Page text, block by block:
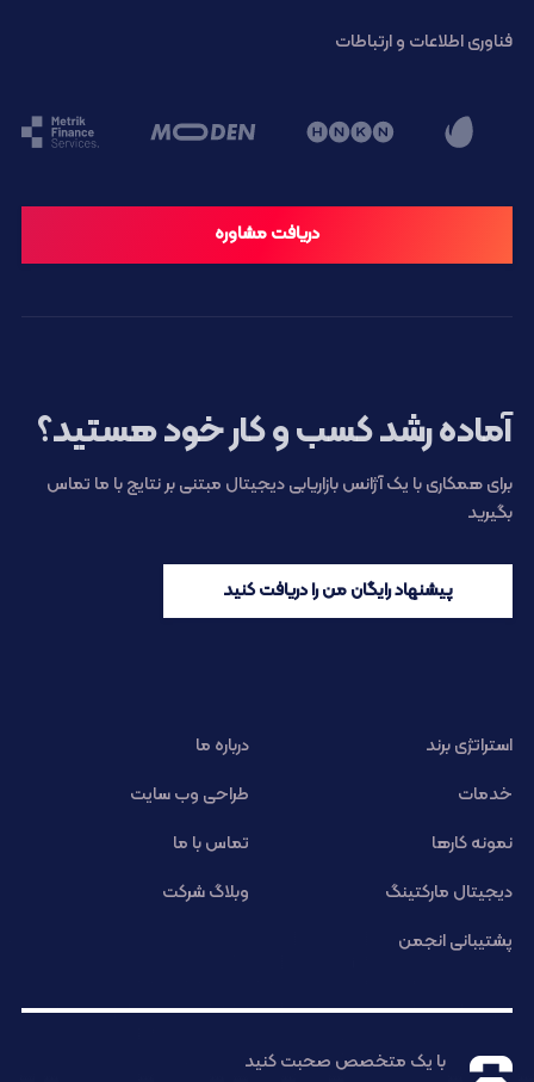
فناوری اطلاعات و ارتباطات
دریافت مشاوره
آماده رشد کسب و کار خود هستید؟
برای همکاری با یک آژانس بازاریابی دیجیتال مبتنی بر نتایج با ما تماس
بگیرید
پیشنهاد رایگان من را دریافت کنید
استراتژی برند
درباره ما
خدمات
طراحی وب سایت
نمونه کارها
تماس با ما
دیجیتال مارکتینگ
وبلاگ شرکت
پشتیبانی انجمن
با یک متخصص صحبت کنید